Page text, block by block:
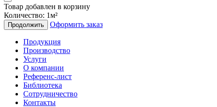
Товар добавлен в корзину
Количество: 1м²
Продолжить Оформить заказ
Продукция
Производство
Услуги
О компании
Референс-лист
Библиотека
Сотрудничество
Контакты